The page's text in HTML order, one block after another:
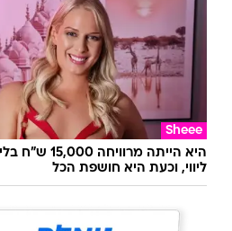
Sheee
היא הייתה
ליווי, וכעת היא חושפת הכל